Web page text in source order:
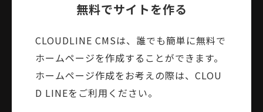
無料でサイトを作る
CLOUDLINE CMSは、誰でも簡単に無料で
ホームページを作成することができます。
ホームページ作成をお考えの際は、CLOU
D LINEをご利用ください。